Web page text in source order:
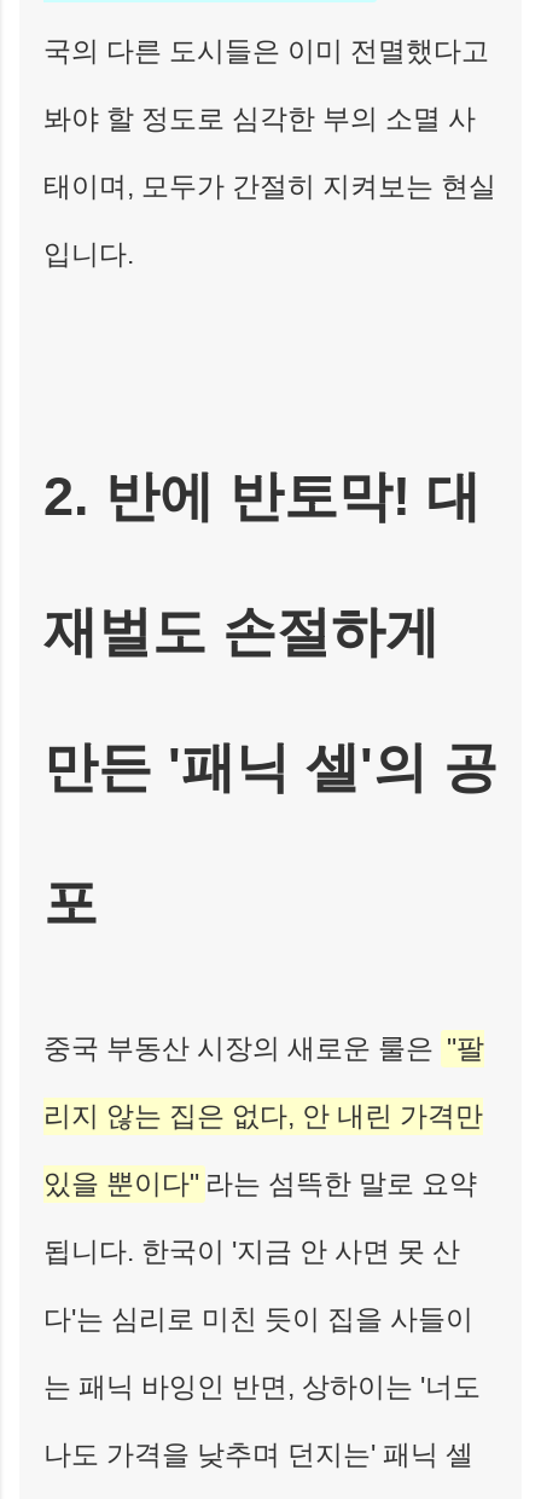
국의 다른 도시들은 이미 전멸했다고
봐야 할 정도로 심각한 부의 소멸 사
태이며, 모두가 간절히 지켜보는 현실
입니다.
2. 반에 반토막! 대
재벌도 손절하게
만든 '패닉 셀'의 공
포
중국 부동산 시장의 새로운 룰은 "팔
리지 않는 집은 없다, 안 내린 가격만
있을 뿐이다" 라는 섬뜩한 말로 요약
됩니다. 한국이 '지금 안 사면 못 산
다'는 심리로 미친 듯이 집을 사들이
는 패닉 바잉인 반면, 상하이는 '너도
나도 가격을 낮추며 던지는' 패닉 셀